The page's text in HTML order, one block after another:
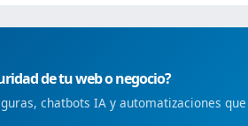
de tu web o negocio?
chatbots IA y automatizaciones